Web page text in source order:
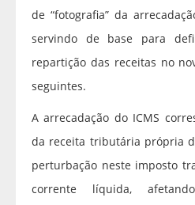
de “fotografia” da
servindo de base para
repartição das receitas no
seguintes.
A arrecadação do ICMS
da receita tributária própria
perturbação neste imposto
corrente líquida,